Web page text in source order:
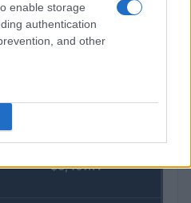
enable storage
authentication
and other
$0.032
$16.49
$3,407.11